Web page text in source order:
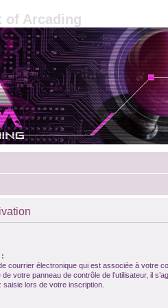
of Arcading
:
courrier électronique qui est associée à votre
votre panneau de contrôle de l’utilisateur, il
lors de votre inscription.